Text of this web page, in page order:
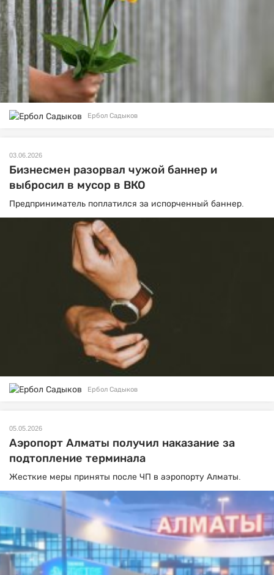
Ербол Садыков
03.06.2026
Бизнесмен разорвал чужой баннер и
выбросил в мусор в ВКО
Предприниматель поплатился за испорченный баннер.
Ербол Садыков
05.05.2026
Аэропорт Алматы получил наказание за
подтопление терминала
Жесткие меры приняты после ЧП в аэропорту Алматы.